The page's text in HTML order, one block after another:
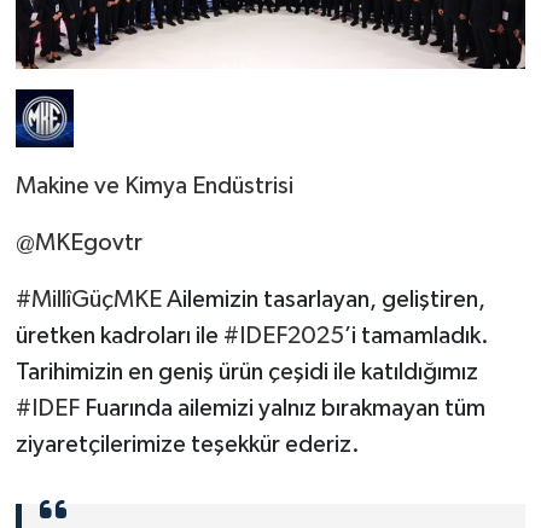
Makine ve Kimya Endüstrisi
@MKEgovtr
#MillîGüçMKEAilemizin tasarlayan, geliştiren,
üretken kadroları ile #IDEF2025’i tamamladık.
Tarihimizin en geniş ürün çeşidi ile katıldığımız
#IDEFFuarında ailemizi yalnız bırakmayan tüm
ziyaretçilerimize teşekkür ederiz.